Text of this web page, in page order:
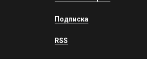
Подписка
RSS